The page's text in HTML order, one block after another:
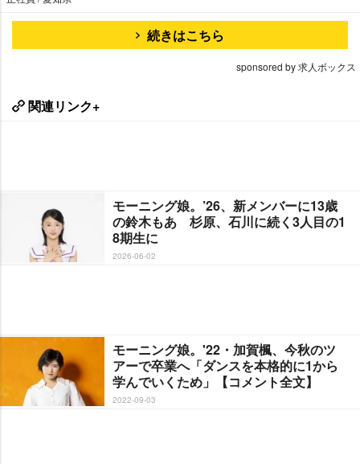
続きはこちら
sponsored by 求人ボックス
関連リンク+
モーニング娘。’26、新メンバーに13歳
の鈴木もあ 杉原、石川に続く3人目の1
8期生に
2026-06-02
モーニング娘。'22・加賀楓、今秋のツ
アーで卒業へ「ダンスを本格的に1から
学んでいくため」【コメント全文】
2022-09-03